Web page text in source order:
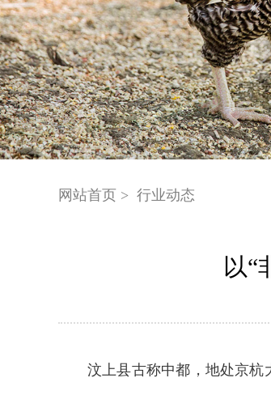
网站首页 > 行业动态
以“
汶上县古称中都，地处京杭